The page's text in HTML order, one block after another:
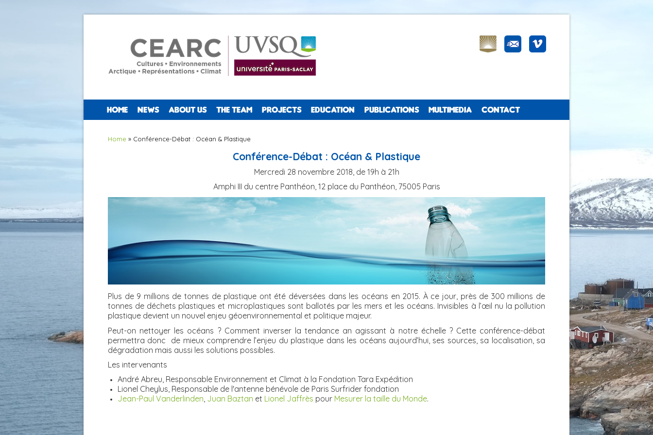
HOME NEWS ABOUT US THE TEAM PROJECTS EDUCATION PUBLICATIONS MULTIMEDIA CONTACT
You are here
Home » Conférence-Débat : Océan & Plastique
Conférence-Débat : Océan & Plastique
Mercredi 28 novembre 2018, de 19h à 21h
Amphi III du centre Panthéon, 12 place du Panthéon, 75005 Paris
Plus de 9 millions de tonnes de plastique ont été déversées dans les océans en 2015. À ce jour, près de 300 millions de
tonnes de déchets plastiques et microplastiques sont ballotés par les mers et les océans. Invisibles à l’œil nu la pollution
plastique devient un nouvel enjeu géoenvironnemental et politique majeur.
Peut-on nettoyer les océans ? Comment inverser la tendance an agissant à notre échelle ? Cette conférence-débat
permettra donc de mieux comprendre l’enjeu du plastique dans les océans aujourd’hui, ses sources, sa localisation, sa
dégradation mais aussi les solutions possibles.
Les intervenants
André Abreu, Responsable Environnement et Climat à la Fondation Tara Expédition
Lionel Cheylus, Responsable de l'antenne bénévole de Paris Surfrider fondation
Jean-Paul Vanderlinden, Juan Baztan et Lionel Jaffrès pour Mesurer la taille du Monde.